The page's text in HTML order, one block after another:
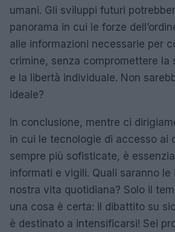
umani. Gli sviluppi futuri
panorama in cui le forze
alle informazioni necessarie per
crimine, senza compromettere la
e la libertà individuale. Non
ideale?
In conclusione, mentre ci
in cui le tecnologie di accesso ai
sempre più sofisticate, è
informati e vigili. Quali saranno le
nostra vita quotidiana? Solo il
una cosa è certa: il dibattito su
è destinato a intensificarsi! Sei